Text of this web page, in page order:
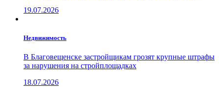
19.07.2026
Недвижимость
В Благовещенске застройщикам грозят крупные штрафы
за нарушения на стройплощадках
18.07.2026